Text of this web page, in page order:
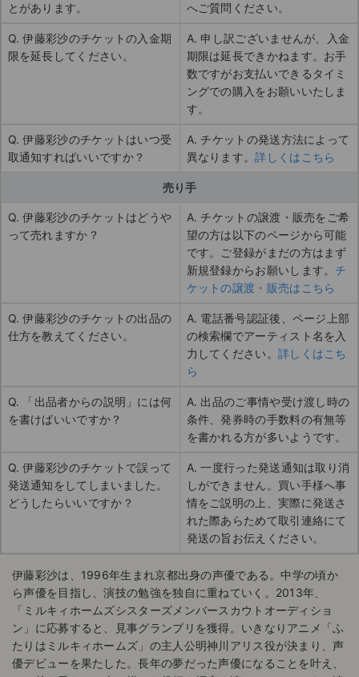
とがあります。
へご質問ください。
Q. 伊藤彩沙のチケットの入金期
限を延長してください。
A. 申し訳ございませんが、入金
期限は延長できかねます。お手
数ですがお支払いできるタイミ
ングでの購入をお願いいたしま
す。
Q. 伊藤彩沙のチケットはいつ受
取通知すればいいですか？
A. チケットの発送方法によって
異なります。詳しくはこちら
売り手
Q. 伊藤彩沙のチケットはどうや
って売れますか？
A. チケットの譲渡・販売をご希
望の方は以下のページから可能
です。ご登録がまだの方はまず
新規登録からお願いします。 チ
ケットの譲渡・販売はこちら
Q. 伊藤彩沙のチケットの出品の
仕方を教えてください。
A. 電話番号認証後、ページ上部
の検索欄でアーティスト名を入
力してください。 詳しくはこち
ら
Q. 「出品者からの説明」には何
を書けばいいですか？
A. 出品のご事情や受け渡し時の
条件、発券時の手数料の有無等
を書かれる方が多いようです。
Q. 伊藤彩沙のチケットで誤って
発送通知をしてしまいました。
どうしたらいいですか？
A. 一度行った発送通知は取り消
しができません。買い手様へ事
情をご説明の上、実際に発送さ
れた際あらためて取引連絡にて
発送の旨お伝えください。
伊藤彩沙は、1996年生まれ京都出身の声優である。中学の頃か
ら声優を目指し、演技の勉強を独自に重ねていく。2013年、
「ミルキィホームズシスターズメンバースカウトオーディショ
ン」に応募すると、見事グランプリを獲得。いきなりアニメ「ふ
たりはミルキィホームズ」の主人公明神川アリス役が決まり、声
優デビューを果たした。長年の夢だった声優になることを叶え、